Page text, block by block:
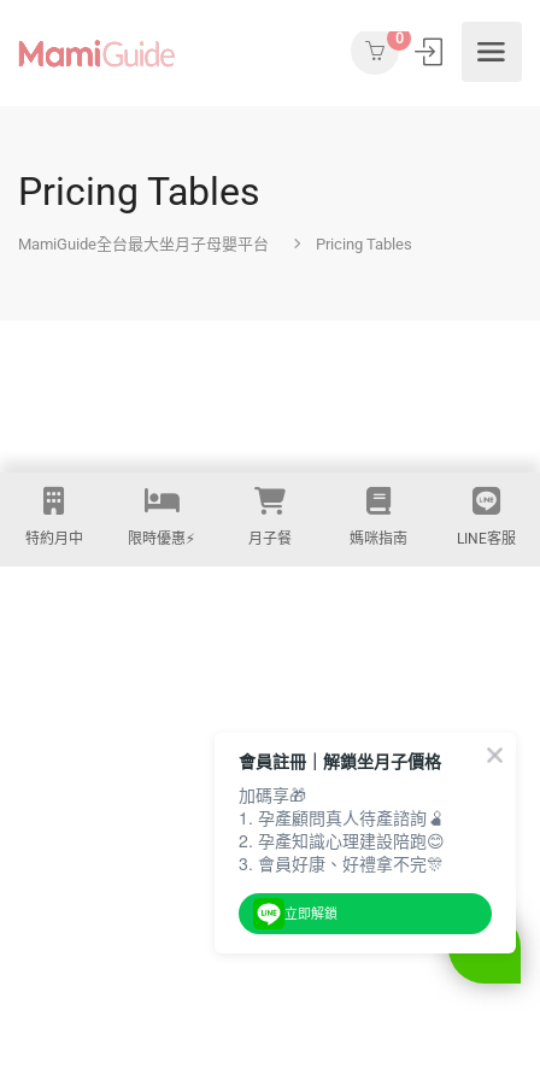
0
Pricing Tables
MamiGuide全台最大坐月子母嬰平台 Pricing Tables
特約月中 限時優惠⚡️ 月子餐 媽咪指南 LINE客服
會員註冊｜解鎖坐月子價格
加碼享🎁
1. 孕產顧問真人待產諮詢🫄
2. 孕產知識心理建設陪跑😊
3. 會員好康、好禮拿不完🎊
立即解鎖